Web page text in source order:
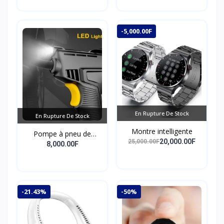
En Rupture De Stock
Pompe à pneu de
pointeur de véhicule
8,000.00F
-5,000.00F
En Rupture De Stock
Montre intelligente
25,000.00F20,000.00F
-21.43% -50%